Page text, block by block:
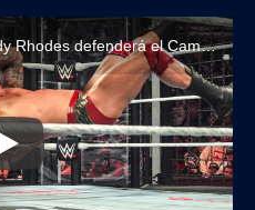
ALUMNO vs. MAESTRO: Cody Rhodes defenderá el Campeonato de WWE ante Randy Orton en WrestleMania 42